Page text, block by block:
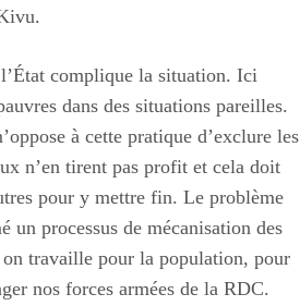
complique la situation. Ici
dans des situations pareilles.
à cette pratique d’exclure les
n’en tirent pas profit et cela doit
pour y mettre fin. Le problème
un processus de mécanisation des
on travaille pour la population, pour
nos forces armées de la RDC.